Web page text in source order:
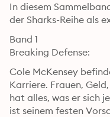
In diesem
der Sharks-Reihe als
Band 1
Breaking Defense:
Cole McKensey
Karriere. Frauen,
hat alles, was er sich
ist seinem festen